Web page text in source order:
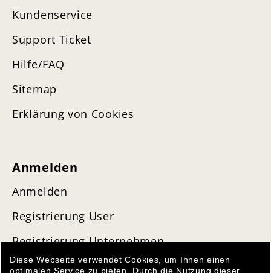
Kundenservice
Support Ticket
Hilfe/FAQ
Sitemap
Erklärung von Cookies
Anmelden
Anmelden
Registrierung User
Registrierung Unternehmen
Diese Webseite verwendet Cookies, um Ihnen einen
optimalen Service zu bieten. Durch die Nutzung dieser